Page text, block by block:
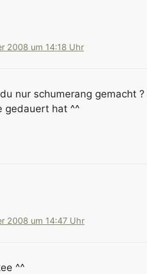
2008 um 14:18 Uhr
nur schumerang gemacht
gedauert hat ^^
2008 um 14:47 Uhr
^^